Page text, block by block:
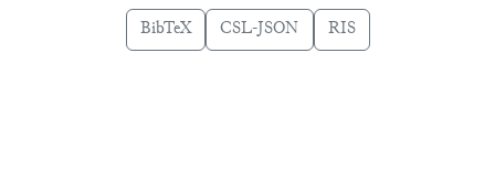
BibTeX CSL-JSON RIS